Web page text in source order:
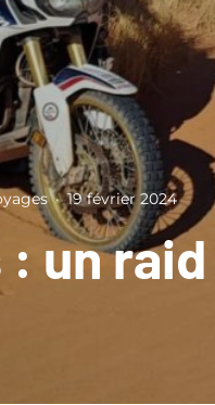
· 19 février 2024
: un